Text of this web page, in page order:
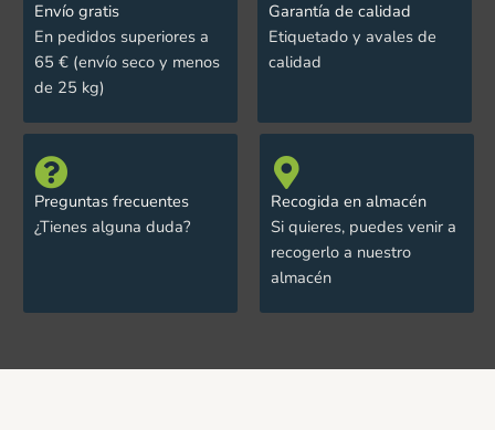
Envío gratis
En pedidos superiores a
65 € (envío seco y menos
de 25 kg)
Garantía de calidad
Etiquetado y avales de
calidad
Preguntas frecuentes
¿Tienes alguna duda?
Recogida en almacén
Si quieres, puedes venir a
recogerlo a nuestro
almacén